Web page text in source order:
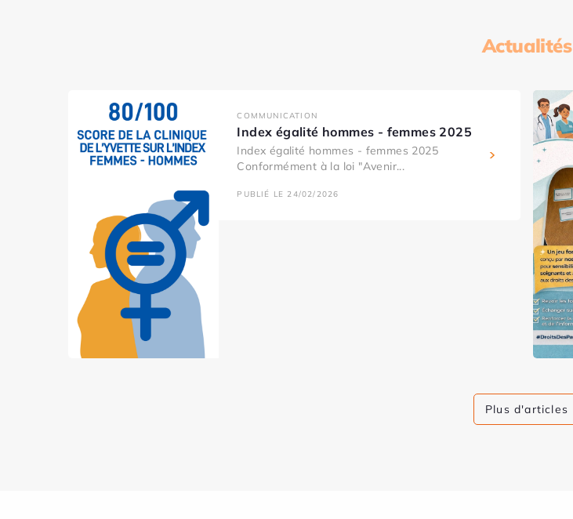
Actualités
COMMUNICATION
Index égalité hommes - femmes 2025
Index égalité hommes - femmes 2025
Conformément à la loi "Avenir...
PUBLIÉ LE 24/02/2026
Plus d'articles